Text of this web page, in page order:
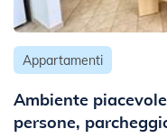
Appartamenti
Ambiente
persone,